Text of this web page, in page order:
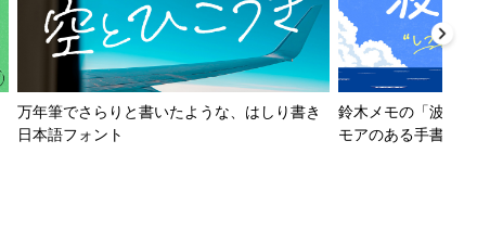
万年筆でさらりと書いたような、はしり書き
日本語フォント
鈴木メモの「波と
モアのある手書き